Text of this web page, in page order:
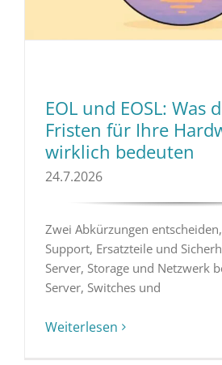
EOL und EOSL: Was
Fristen für Ihre
wirklich bedeuten
24.7.2026
Zwei Abkürzungen
Support, Ersatzteile und
Server, Storage und Netzwerk
Server, Switches und
Weiterlesen